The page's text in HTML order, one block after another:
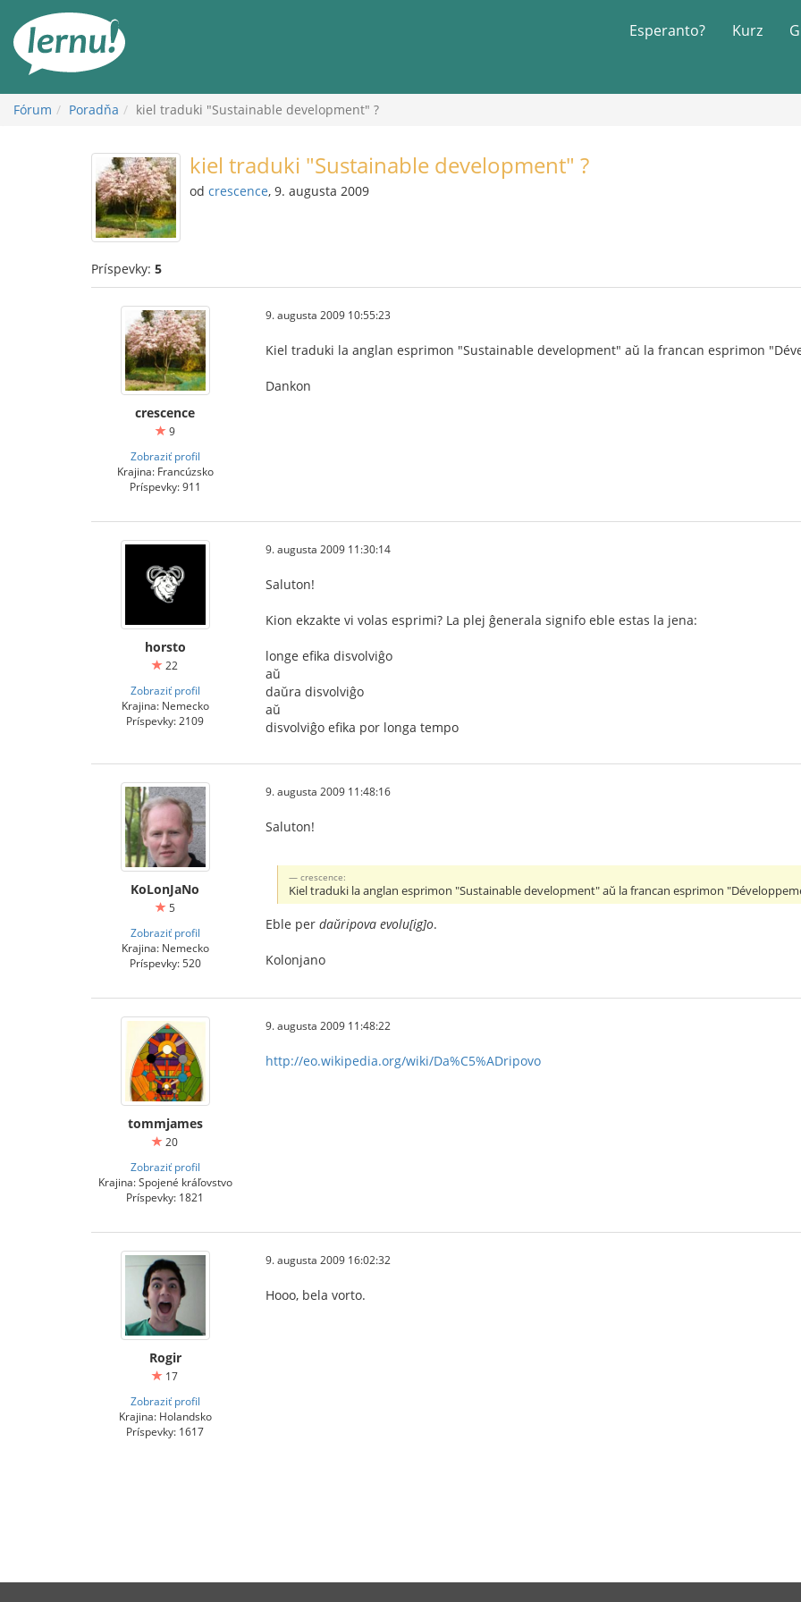
obsah
Esperanto? Kurz
Fórum Poradňa kiel traduki "Sustainable development" ?
kiel traduki "Sustainable development" ?
od crescence, 9. augusta 2009
Príspevky: 5
crescence
9
Zobraziť profil
Krajina: Francúzsko
Príspevky: 911
9. augusta 2009 10:55:23
Kiel traduki la anglan esprimon "Sustainable development" aŭ la francan esprimon
Dankon
horsto
22
Zobraziť profil
Krajina: Nemecko
Príspevky: 2109
9. augusta 2009 11:30:14
Saluton!
Kion ekzakte vi volas esprimi? La plej ĝenerala signifo eble estas la jena:
longe efika disvolviĝo
aŭ
daŭra disvolviĝo
aŭ
disvolviĝo efika por longa tempo
KoLonJaNo
5
Zobraziť profil
Krajina: Nemecko
Príspevky: 520
9. augusta 2009 11:48:16
Saluton!
crescence:
Kiel traduki la anglan esprimon "Sustainable development" aŭ la francan esprimon
Eble per daŭripova evolu[ig]o.
Kolonjano
tommjames
20
Zobraziť profil
Krajina: Spojené kráľovstvo
Príspevky: 1821
9. augusta 2009 11:48:22
http://eo.wikipedia.org/wiki/Da%C5%ADripovo
Rogir
17
Zobraziť profil
Krajina: Holandsko
Príspevky: 1617
9. augusta 2009 16:02:32
Hooo, bela vorto.